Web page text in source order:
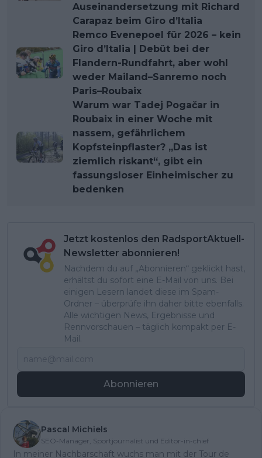
Auseinandersetzung mit Richard
Carapaz beim Giro d’Italia
Remco Evenepoel für 2026 – kein
Giro d’Italia | Debüt bei der
Flandern-Rundfahrt, aber wohl
weder Mailand–Sanremo noch
Paris–Roubaix
Warum war Tadej Pogačar in
Roubaix in einer Woche mit
nassem, gefährlichem
Kopfsteinpflaster? „Das ist
ziemlich riskant“, gibt ein
fassungsloser Einheimischer zu
bedenken
Jetzt kostenlos den RadsportAktuell-
Newsletter abonnieren!
Nachdem du auf „Abonnieren“ geklickt hast,
erhältst du sofort eine E-Mail von uns. Bei
einigen Lesern landet diese im Spam-
Ordner – überprüfe ihn daher bitte ebenfalls.
Alle wichtigen News, Ergebnisse und
Rennvorschauen – täglich kompakt per E-
Mail.
Abonnieren
Pascal Michiels
SEO-Manager, Sportjournalist und Editor-in-chief
In meiner Nachbarschaft wuchs man mit der Tour de